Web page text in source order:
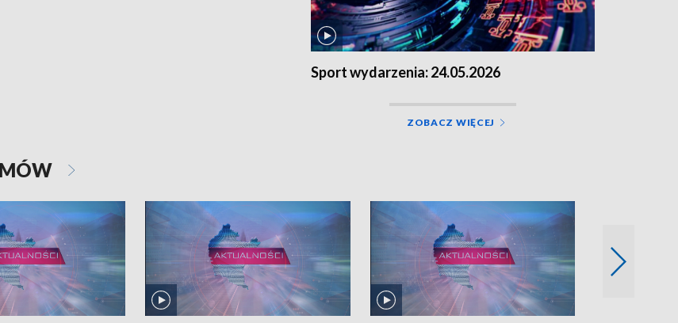
Sport wydarzenia: 24.05.2026
ZOBACZ WIĘCEJ